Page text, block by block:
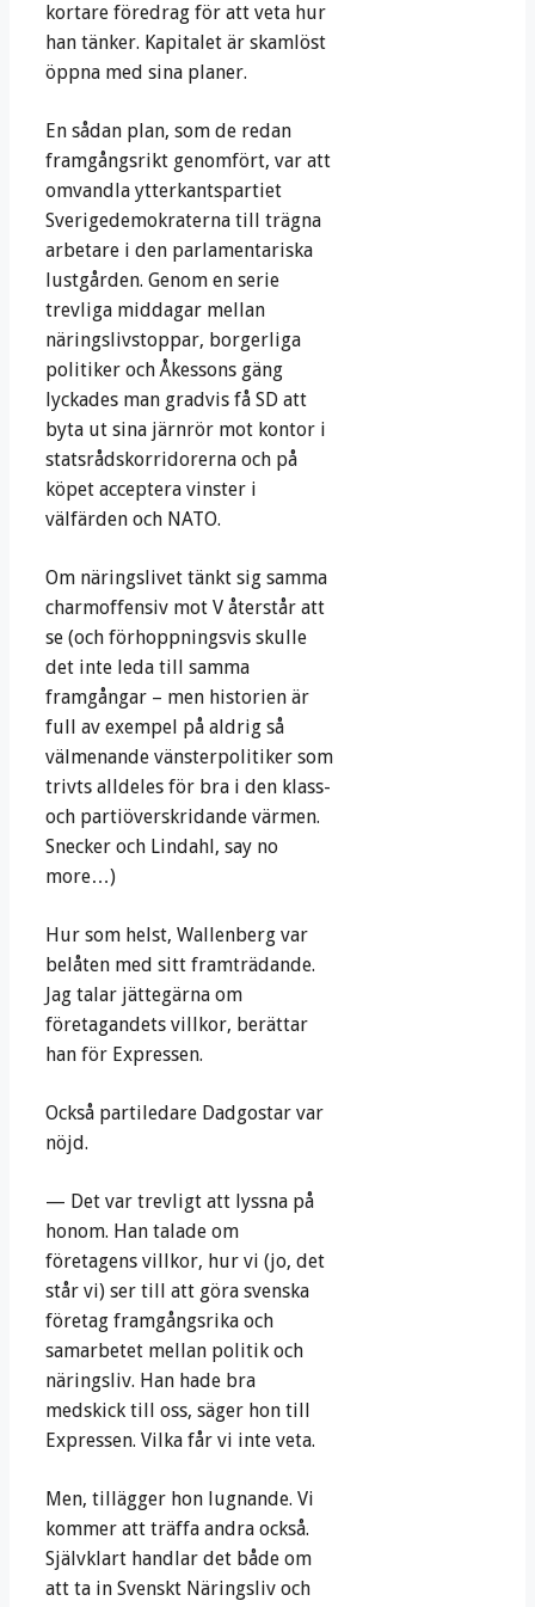
kortare föredrag för att veta hur
han tänker. Kapitalet är skamlöst
öppna med sina planer.
En sådan plan, som de redan
framgångsrikt genomfört, var att
omvandla ytterkantspartiet
Sverigedemokraterna till trägna
arbetare i den parlamentariska
lustgården. Genom en serie
trevliga middagar mellan
näringslivstoppar, borgerliga
politiker och Åkessons gäng
lyckades man gradvis få SD att
byta ut sina järnrör mot kontor i
statsrådskorridorerna och på
köpet acceptera vinster i
välfärden och NATO.
Om näringslivet tänkt sig samma
charmoffensiv mot V återstår att
se (och förhoppningsvis skulle
det inte leda till samma
framgångar – men historien är
full av exempel på aldrig så
välmenande vänsterpolitiker som
trivts alldeles för bra i den klass-
och partiöverskridande värmen.
Snecker och Lindahl, say no
more…)
Hur som helst, Wallenberg var
belåten med sitt framträdande.
Jag talar jättegärna om
företagandets villkor, berättar
han för Expressen.
Också partiledare Dadgostar var
nöjd.
— Det var trevligt att lyssna på
honom. Han talade om
företagens villkor, hur vi (jo, det
står vi) ser till att göra svenska
företag framgångsrika och
samarbetet mellan politik och
näringsliv. Han hade bra
medskick till oss, säger hon till
Expressen. Vilka får vi inte veta.
Men, tillägger hon lugnande. Vi
kommer att träffa andra också.
Självklart handlar det både om
att ta in Svenskt Näringsliv och